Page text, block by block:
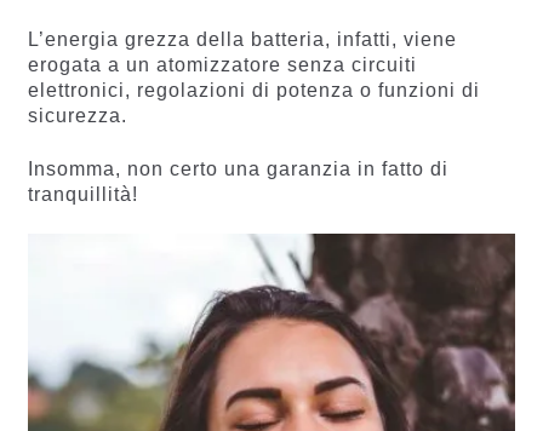
L’energia grezza della batteria, infatti, viene
erogata a un atomizzatore senza circuiti
elettronici, regolazioni di potenza o funzioni di
sicurezza.
Insomma, non certo una garanzia in fatto di
tranquillità!